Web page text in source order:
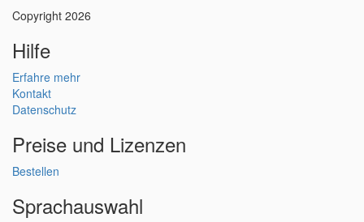
Copyright 2026
Hilfe
Erfahre mehr
Kontakt
Datenschutz
Preise und Lizenzen
Bestellen
Sprachauswahl